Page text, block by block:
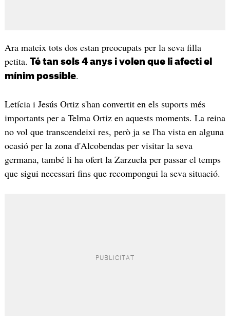
Ara mateix tots dos estan preocupats per la seva filla
petita. Té tan sols 4 anys i volen que li afecti el
mínim possible.
Letícia i Jesús Ortiz s'han convertit en els suports més
importants per a Telma Ortiz en aquests moments. La reina
no vol que transcendeixi res, però ja se l'ha vista en alguna
ocasió per la zona d'Alcobendas per visitar la seva
germana, també li ha ofert la Zarzuela per passar el temps
que sigui necessari fins que recompongui la seva situació.